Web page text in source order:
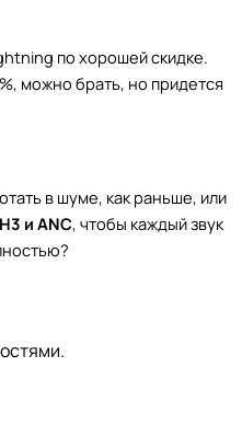
по хорошей скидке.
можно брать, но придется
в шуме, как раньше, или
и ANC, чтобы каждый звук